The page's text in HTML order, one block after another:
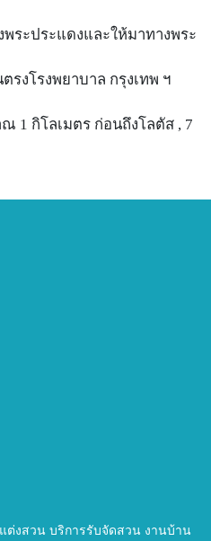
ระประแดงและให้มาทางพระ
รงโรงพยาบาล กรุงเทพ ฯ
1 กิโลเมตร ก่อนถึงโลตัส , 7
ต่งสวน บริการรับจัดสวน งานบ้าน